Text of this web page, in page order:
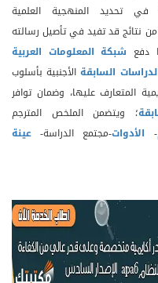
تحديد المنهجية العلمية
نتائج قد تفيد في تأصيل رسالته
دفع شبكة المعلومات العربية
السابقةالأجنبية بأسلوب
المتعارف عليها، وضمان توافر
؛ ويتضمن الملخص المترجم
- الأدوات-مجتمع الدراسة- عينة